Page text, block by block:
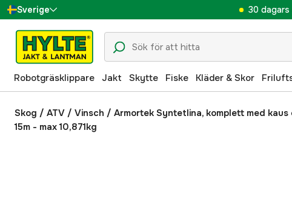
Sverige
Danmark
Suomi
Norge
Deutschland
30
Robotgräsklippare Jakt Skytte Fiske Kläder & Skor
Skog / ATV / Vinsch / Armortek Syntetlina, komplett med kaus
15m - max 10,871kg